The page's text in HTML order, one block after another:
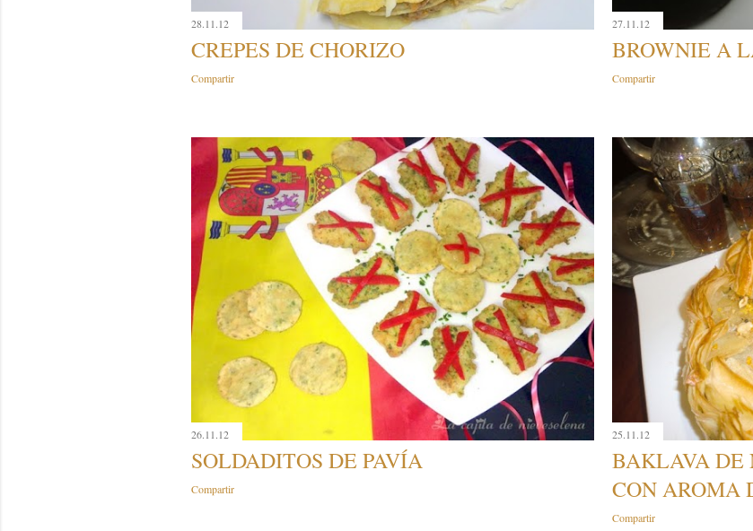
28.11.12
CREPES DE CHORIZO
Compartir
27.11.12
BROWNIE A
Compartir
26.11.12
SOLDADITOS DE PAVÍA
Compartir
25.11.12
BAKLAVA DE
CON AROMA
Compartir